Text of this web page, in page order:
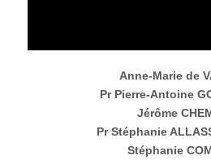
Anne-Marie de
Pr Pierre-Antoine
Jérôme
Pr Stéphanie
Stéphanie